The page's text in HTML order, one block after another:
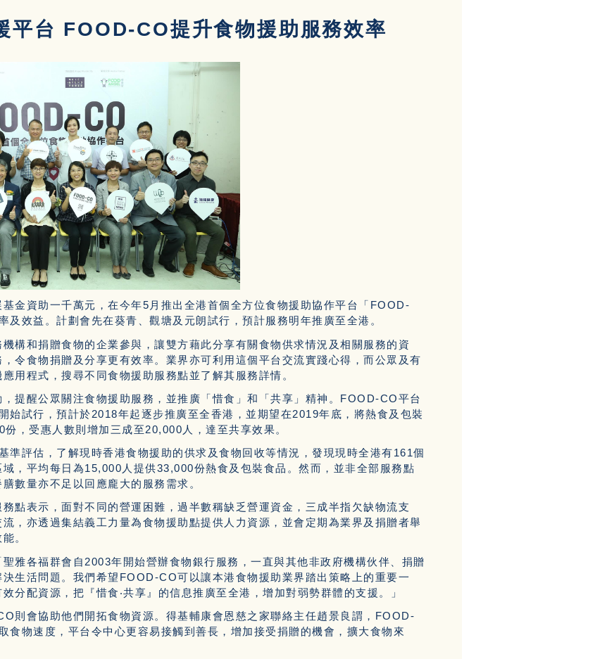
平台 FOOD-CO提升食物援助服務效率
金資助一千萬元，在今年5月推出全港首個全方位食物援助協作平台「FOOD-
及效益。計劃會先在葵青、觀塘及元朗試行，預計服務明年推廣至全港。
構和捐贈食物的企業參與，讓雙方藉此分享有關食物供求情況及相關服務的資
令食物捐贈及分享更有效率。業界亦可利用這個平台交流實踐心得，而公眾及有
用程式，搜尋不同食物援助服務點並了解其服務詳情。
提醒公眾關注食物援助服務，並推廣「惜食」和「共享」精神。FOOD-CO平台
始試行，預計於2018年起逐步推廣至全香港，並期望在2019年底，將熱食及包裝
，受惠人數則增加三成至20,000人，達至共享效果。
準評估，了解現時香港食物援助的供求及食物回收等情況，發現現時全港有161個
，平均每日為15,000人提供33,000份熱食及包裝食品。然而，並非全部服務點
數量亦不足以回應龐大的服務需求。
點表示，面對不同的營運困難，過半數稱缺乏營運資金，三成半指欠缺物流支
，亦透過集結義工力量為食物援助點提供人力資源，並會定期為業界及捐贈者舉
。
雅各福群會自2003年開始營辦食物銀行服務，一直與其他非政府機構伙伴、捐贈
生活問題。我們希望FOOD-CO可以讓本港食物援助業界踏出策略上的重要一
分配資源，把『惜食‧共享』的信息推廣至全港，增加對弱勢群體的支援。」
則會協助他們開拓食物資源。得基輔康會恩慈之家聯絡主任趙景良謂，FOOD-
食物速度，平台令中心更容易接觸到善長，增加接受捐贈的機會，擴大食物來